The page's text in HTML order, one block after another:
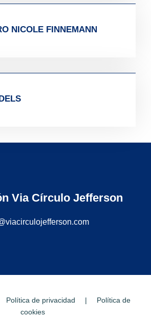
NICOLE FINNEMANN
Via Círculo Jefferson
Política de privacidad |
Política de
cookies